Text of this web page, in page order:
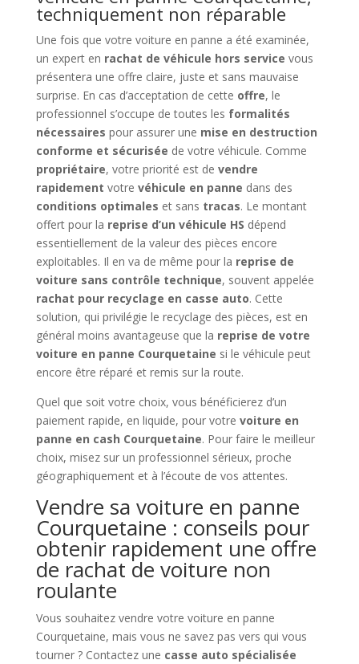
techniquement non réparable
Une fois que votre voiture en panne a été examinée,
un expert en rachat de véhicule hors service vous
présentera une offre claire, juste et sans mauvaise
surprise. En cas d’acceptation de cette offre, le
professionnel s’occupe de toutes les formalités
nécessaires pour assurer une mise en destruction
conforme et sécurisée de votre véhicule. Comme
propriétaire, votre priorité est de vendre
rapidement votre véhicule en panne dans des
conditions optimales et sans tracas. Le montant
offert pour la reprise d’un véhicule HS dépend
essentiellement de la valeur des pièces encore
exploitables. Il en va de même pour la reprise de
voiture sans contrôle technique, souvent appelée
rachat pour recyclage en casse auto. Cette
solution, qui privilégie le recyclage des pièces, est en
général moins avantageuse que la reprise de votre
voiture en panne Courquetaine si le véhicule peut
encore être réparé et remis sur la route.
Quel que soit votre choix, vous bénéficierez d’un
paiement rapide, en liquide, pour votre voiture en
panne en cash Courquetaine. Pour faire le meilleur
choix, misez sur un professionnel sérieux, proche
géographiquement et à l’écoute de vos attentes.
Vendre sa voiture en panne
Courquetaine : conseils pour
obtenir rapidement une offre
de rachat de voiture non
roulante
Vous souhaitez vendre votre voiture en panne
Courquetaine, mais vous ne savez pas vers qui vous
tourner ? Contactez une casse auto spécialisée